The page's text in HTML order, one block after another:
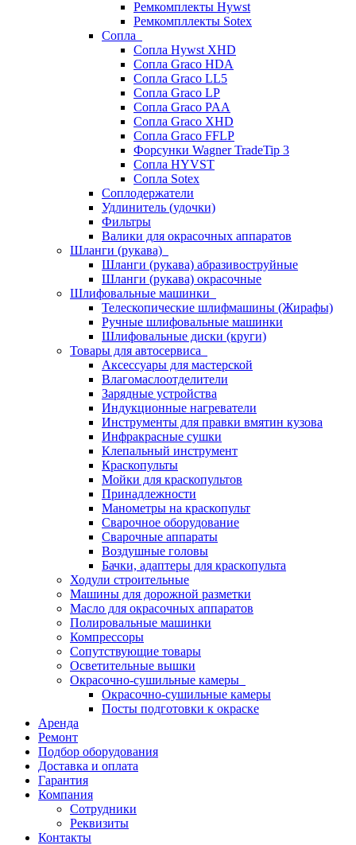
Ремкомплекты Hywst
Ремкомпллекты Sotex
Сопла
Сопла Hywst XHD
Сопла Graco HDA
Сопла Graco LL5
Сопла Graco LP
Сопла Graco PAA
Сопла Graco XHD
Сопла Graco FFLP
Форсунки Wagner TradeTip 3
Сопла HYVST
Сопла Sotex
Соплодержатели
Удлинитель (удочки)
Фильтры
Валики для окрасочных аппаратов
Шланги (рукава)
Шланги (рукава) абразивоструйные
Шланги (рукава) окрасочные
Шлифовальные машинки
Телескопические шлифмашины (Жирафы)
Ручные шлифовальные машинки
Шлифовальные диски (круги)
Товары для автосервиса
Аксессуары для мастерской
Влагомаслоотделители
Зарядные устройства
Индукционные нагреватели
Инструменты для правки вмятин кузова
Инфракрасные сушки
Клепальный инструмент
Краскопульты
Мойки для краскопультов
Принадлежности
Манометры на краскопульт
Сварочное оборудование
Сварочные аппараты
Воздушные головы
Бачки, адаптеры для краскопульта
Ходули строительные
Машины для дорожной разметки
Масло для окрасочных аппаратов
Полировальные машинки
Компрессоры
Сопутствующие товары
Осветительные вышки
Окрасочно-сушильные камеры
Окрасочно-сушильные камеры
Посты подготовки к окраске
Аренда
Ремонт
Подбор оборудования
Доставка и оплата
Гарантия
Компания
Сотрудники
Реквизиты
Контакты